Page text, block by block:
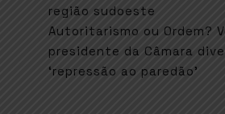
região sudoeste
Autoritarismo ou Ordem?
presidente da Câmara
‘repressão ao paredão’